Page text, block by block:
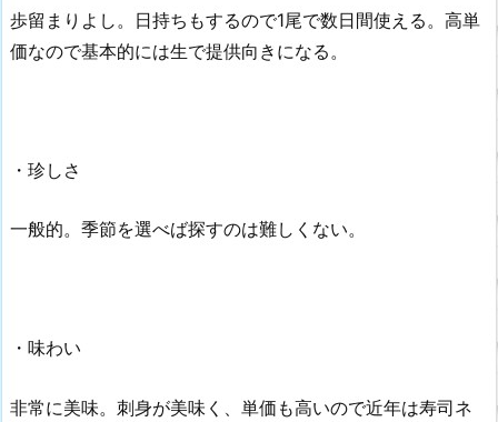
歩留まりよし。日持ちもするので1尾で数日間使える。高単
価なので基本的には生で提供向きになる。
・珍しさ
一般的。季節を選べば探すのは難しくない。
・味わい
非常に美味。刺身が美味く、単価も高いので近年は寿司ネ